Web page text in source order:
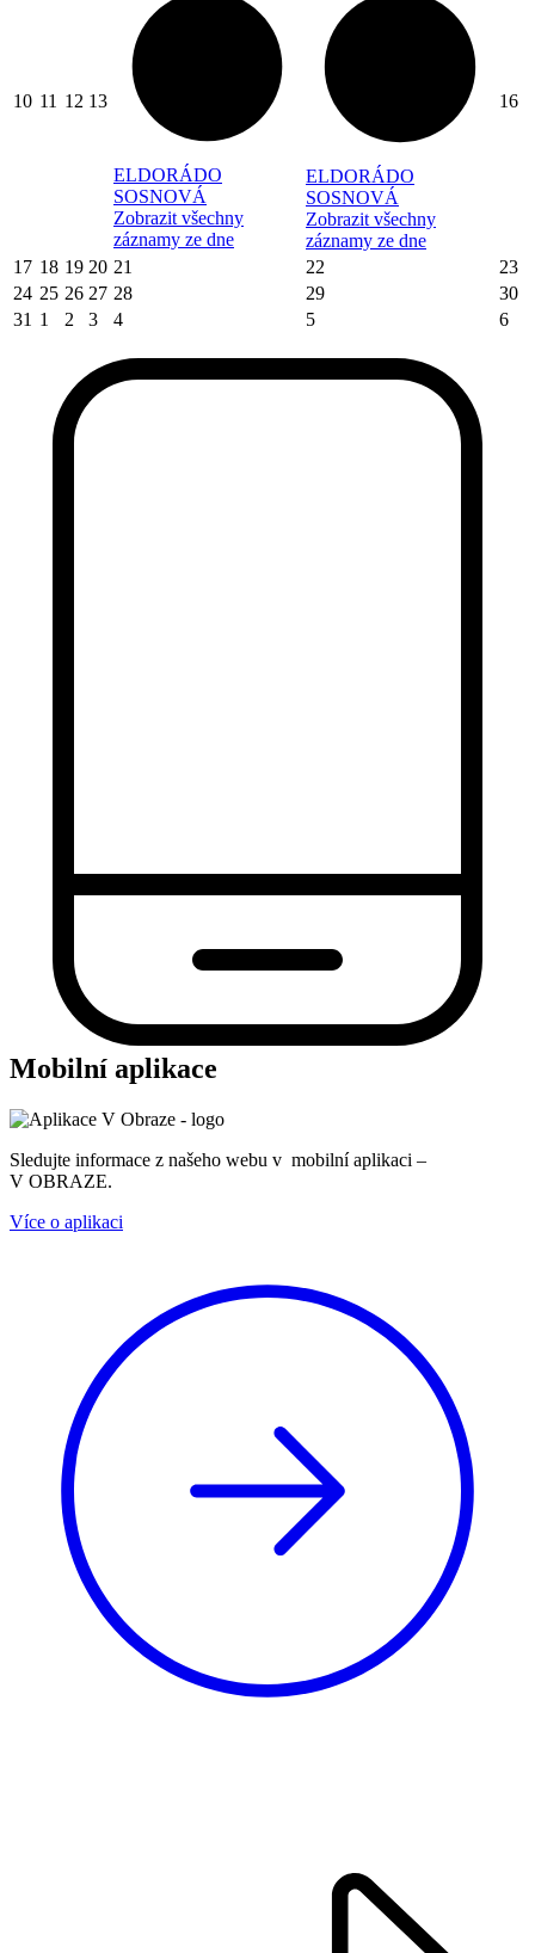
10 11 12 13
ELDORÁDO
SOSNOVÁ
Zobrazit všechny
záznamy ze dne
ELDORÁDO
SOSNOVÁ
Zobrazit všechny
záznamy ze dne
16
17 18 19 20 21 22
23
24 25 26 27 28 29
30
31 1 2 3 4 5 6
Mobilní aplikace
Sledujte informace z našeho webu v mobilní aplikaci –
V OBRAZE.
Více o aplikaci